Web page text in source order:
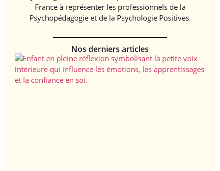
France à représenter les professionnels de la
Psychopédagogie et de la Psychologie Positives.
Nos derniers articles